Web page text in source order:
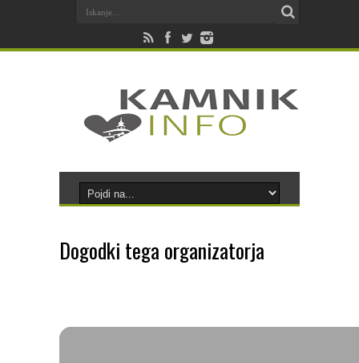
Dogodki tega organizatorja